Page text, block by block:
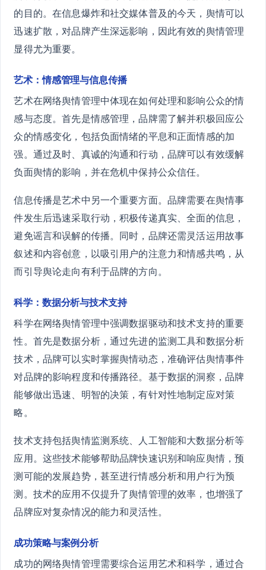
的目的。在信息爆炸和社交媒体普及的今天，舆情可以
迅速扩散，对品牌产生深远影响，因此有效的舆情管理
显得尤为重要。
艺术：情感管理与信息传播
艺术在网络舆情管理中体现在如何处理和影响公众的情
感与态度。首先是情感管理，品牌需了解并积极回应公
众的情感变化，包括负面情绪的平息和正面情感的加
强。通过及时、真诚的沟通和行动，品牌可以有效缓解
负面舆情的影响，并在危机中保持公众信任。
信息传播是艺术中另一个重要方面。品牌需要在舆情事
件发生后迅速采取行动，积极传递真实、全面的信息，
避免谣言和误解的传播。同时，品牌还需灵活运用故事
叙述和内容创意，以吸引用户的注意力和情感共鸣，从
而引导舆论走向有利于品牌的方向。
科学：数据分析与技术支持
科学在网络舆情管理中强调数据驱动和技术支持的重要
性。首先是数据分析，通过先进的监测工具和数据分析
技术，品牌可以实时掌握舆情动态，准确评估舆情事件
对品牌的影响程度和传播路径。基于数据的洞察，品牌
能够做出迅速、明智的决策，有针对性地制定应对策
略。
技术支持包括舆情监测系统、人工智能和大数据分析等
应用。这些技术能够帮助品牌快速识别和响应舆情，预
测可能的发展趋势，甚至进行情感分析和用户行为预
测。技术的应用不仅提升了舆情管理的效率，也增强了
品牌应对复杂情况的能力和灵活性。
成功策略与案例分析
成功的网络舆情管理需要综合运用艺术和科学，通过合